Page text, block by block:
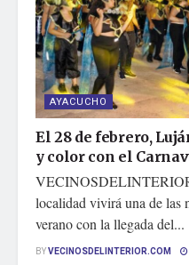
AYACUCHO
El 28 de febrero,
y color con el
localidad vivirá una de las
verano con la llegada del...
BYVECINOSDELINTERIOR.COM